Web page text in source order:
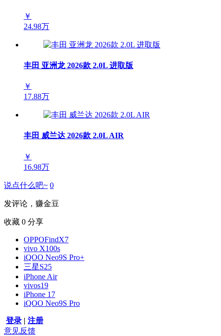
￥
24.98万
丰田 亚洲龙 2026款 2.0L 进取版
￥
17.88万
丰田 威兰达 2026款 2.0L AIR
￥
16.98万
说点什么吧~ 0
发评论，赚金豆
收藏 0 分享
OPPOFindX7
vivo X100s
iQOO Neo9S Pro+
三星S25
iPhone Air
vivos19
iPhone 17
iQOO Neo9S Pro
登录 | 注册
意见反馈